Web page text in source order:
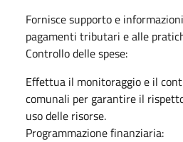
Fornisce supporto e
pagamenti tributari e alle
Controllo delle spese:
Effettua il monitoraggio e il
comunali per garantire il
uso delle risorse.
Programmazione finanziaria: